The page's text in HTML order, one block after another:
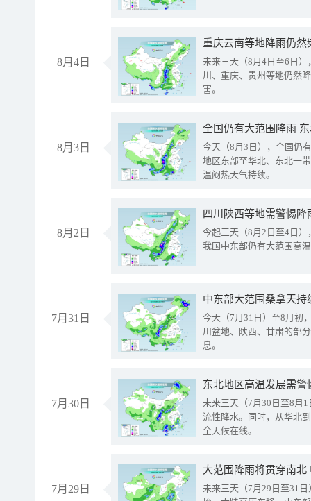
8月4日
重庆云南等地降雨仍然
未来三天（8月4日至6日
川、重庆、贵州等地仍然
害。
8月3日
全国仍有大范围降雨
今天（8月3日），全国仍
地区东部至华北、东北一
温闷热天气持续。
8月2日
今起三天（8月2日至4日
我国中东部仍有大范围高
7月31日
中东部大范围桑拿天
今天（7月31日）至8月初
川盆地、陕西、甘肃的部
息。
7月30日
东北地区高温发展需
未来三天（7月30日至8月
流性降水。同时，从华北
全天候在线。
7月29日
大范围降雨将贯穿南
未来三天（7月29日至31